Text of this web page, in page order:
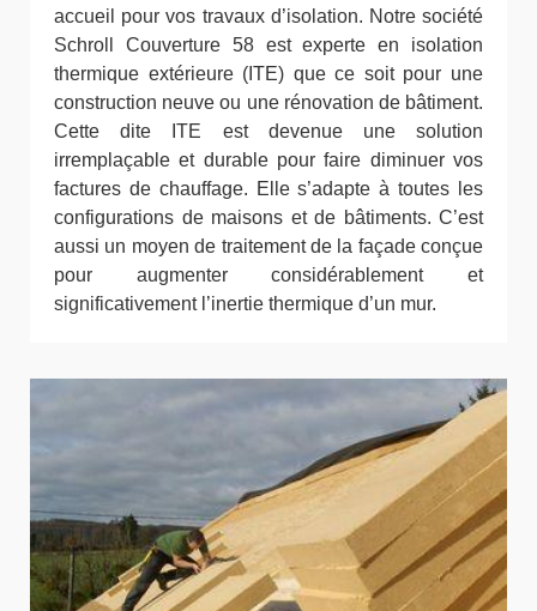
accueil pour vos travaux d’isolation. Notre société
Schroll Couverture 58 est experte en isolation
thermique extérieure (ITE) que ce soit pour une
construction neuve ou une rénovation de bâtiment.
Cette dite ITE est devenue une solution
irremplaçable et durable pour faire diminuer vos
factures de chauffage. Elle s’adapte à toutes les
configurations de maisons et de bâtiments. C’est
aussi un moyen de traitement de la façade conçue
pour augmenter considérablement et
significativement l’inertie thermique d’un mur.